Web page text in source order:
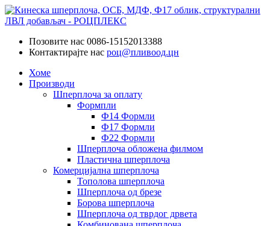
Позовите нас 0086-15152013388
Контактирајте нас роц@пливоод.цн
Хоме
Производи
Шперплоча за оплату
Формпли
Ф14 Формли
Ф17 Формли
Ф22 Формли
Шперплоча обложена филмом
Пластична шперплоча
Комерцијална шперплоча
Тополова шперплоча
Шперплоча од брезе
Борова шперплоча
Шперплоча од тврдог дрвета